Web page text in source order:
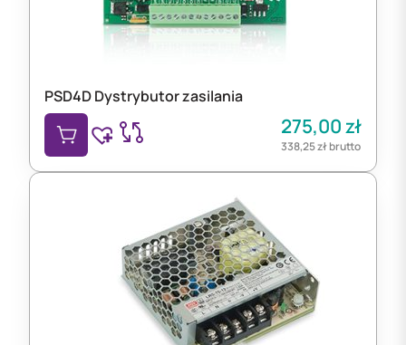
PSD4D Dystrybutor zasilania
275,00zł
338,25złbrutto